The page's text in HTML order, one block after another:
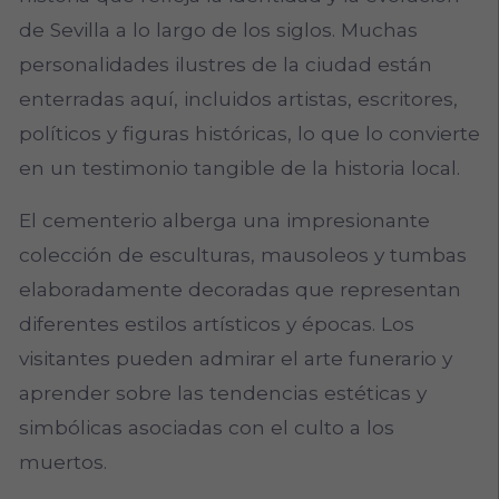
de Sevilla a lo largo de los siglos. Muchas
personalidades ilustres de la ciudad están
enterradas aquí, incluidos artistas, escritores,
políticos y figuras históricas, lo que lo convierte
en un testimonio tangible de la historia local.
El cementerio alberga una impresionante
colección de esculturas, mausoleos y tumbas
elaboradamente decoradas que representan
diferentes estilos artísticos y épocas. Los
visitantes pueden admirar el arte funerario y
aprender sobre las tendencias estéticas y
simbólicas asociadas con el culto a los
muertos.